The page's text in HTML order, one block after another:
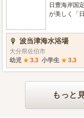
29日～10月8日／8
トエリア, 駐車場, トイレ ■
ービス 機材
日豊海岸国
が美しく「
す。 ■営業期間／営業時間 7月中旬～8月31日 時間制限な
し ■設備 フリーサイトエリア,駐車場,トイレ ■ロケーショ
波当津海水浴場
大分県佐伯市
幼児 ★ 3.3 小学生 ★ 3.3
もっと